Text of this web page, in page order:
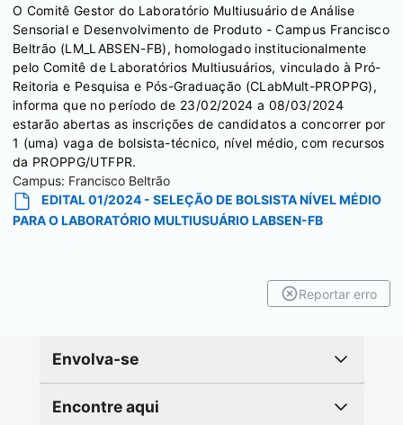
O Comitê Gestor do Laboratório Multiusuário de Análise
Sensorial e Desenvolvimento de Produto - Campus Francisco
Beltrão (LM_LABSEN-FB), homologado institucionalmente
pelo Comitê de Laboratórios Multiusuários, vinculado à Pró-
Reitoria e Pesquisa e Pós-Graduação (CLabMult-PROPPG),
informa que no período de 23/02/2024 a 08/03/2024
estarão abertas as inscrições de candidatos a concorrer por
1 (uma) vaga de bolsista-técnico, nível médio, com recursos
da PROPPG/UTFPR.
Campus: Francisco Beltrão
EDITAL 01/2024 - SELEÇÃO DE BOLSISTA NÍVEL MÉDIO
PARA O LABORATÓRIO MULTIUSUÁRIO LABSEN-FB
Reportar erro
Envolva-se
Encontre aqui